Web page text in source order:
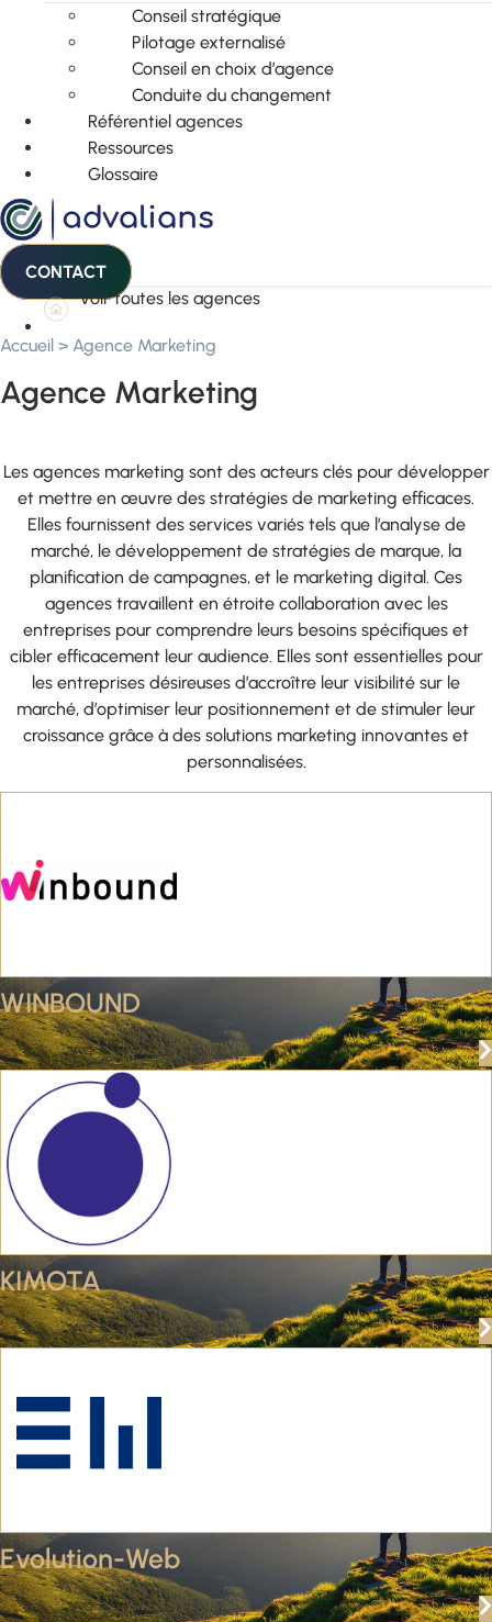
Conseil stratégique
Pilotage externalisé
Conseil en choix d’agence
Conduite du changement
Référentiel agences
Ressources
Glossaire
CONTACT
Voir toutes les agences
Accueil > Agence Marketing
Agence Marketing
Les agences marketing sont des acteurs clés pour développer
et mettre en œuvre des stratégies de marketing efficaces.
Elles fournissent des services variés tels que l’analyse de
marché, le développement de stratégies de marque, la
planification de campagnes, et le marketing digital. Ces
agences travaillent en étroite collaboration avec les
entreprises pour comprendre leurs besoins spécifiques et
cibler efficacement leur audience. Elles sont essentielles pour
les entreprises désireuses d’accroître leur visibilité sur le
marché, d’optimiser leur positionnement et de stimuler leur
croissance grâce à des solutions marketing innovantes et
personnalisées.
WINBOUND
KIMOTA
Evolution-Web